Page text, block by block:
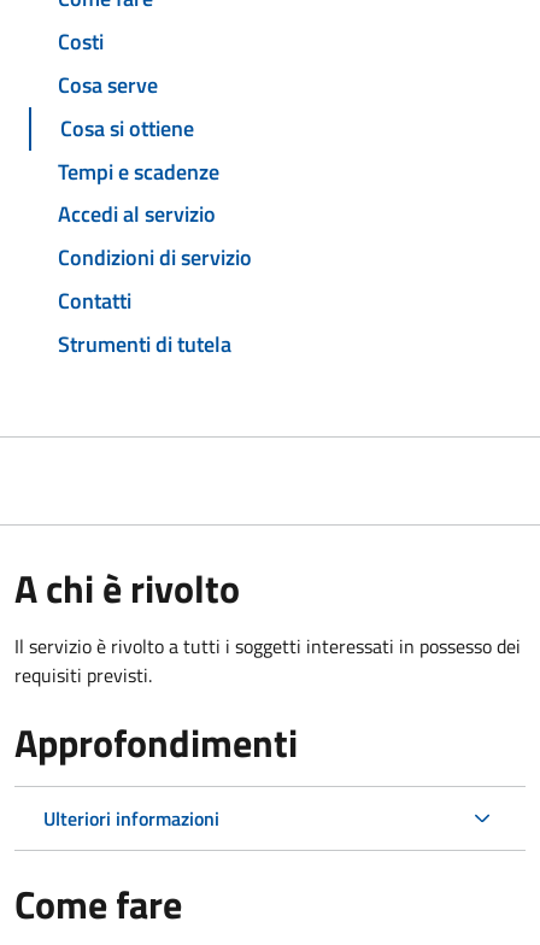
Costi
Cosa serve
Cosa si ottiene
Tempi e scadenze
Accedi al servizio
Condizioni di servizio
Contatti
Strumenti di tutela
A chi è rivolto
Il servizio è rivolto a tutti i soggetti interessati in possesso dei
requisiti previsti.
Approfondimenti
Ulteriori informazioni
Come fare